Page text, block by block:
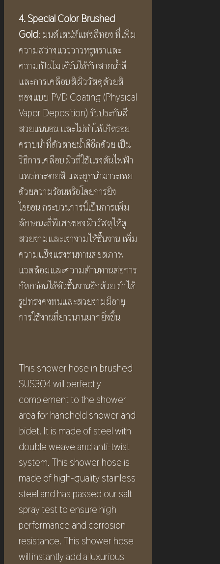
4. Special Color Brushed
Gold: มนต์เสน่ห์แห่งสีทอง ที่เพิ่ม
ความสว่างแวววาวหรูหราและ
ความเป็นโมเดิร์นให้กับสายน้ำดี
และการเคลือบสีผิววัสดุด้วยสี
ทองแบบ PVD Coating (Physical
Vapor Deposition) รับประกันสี
สวยแน่นอน และไม่ทำให้เกิดรอย
คราบน้ำที่ตัวสายน้ำดีอีกด้วย เป็น
วิธีการเคลือบผิวที่ใช้แรงดันไฟฟ้า
แพร่กระจายสี และถูกนำมาระเหย
ด้วยความร้อนหรือโดยการยิง
ไอออน กระบวนการนี้เป็นการเพิ่ม
ลักษณะที่พิเศษของผิววัสดุให้ดู
สวยงามและเงางามให้ชิ้นงาน เพิ่ม
ความแข็งแรงทนทานต่อสภาพ
แวดล้อมและความต้านทานต่อการ
กัดกร่อนให้ตัวชิ้นงานอีกด้วย ทำให้
รูปทรงคงทนและสวยงามมีอายุ
การใช้งานที่ยาวนานมากยิ่งขึ้น
This shower hose in brushed
SUS304 will perfectly
complement to the shower
area for handheld shower and
bidet. It is made of steel with
double weave and anti-twist
system. This shower hose is
made of high-quality stainless
steel and has passed our salt
spray test to ensure high
performance and corrosion
resistance. This shower hose
will instantly add a luxurious